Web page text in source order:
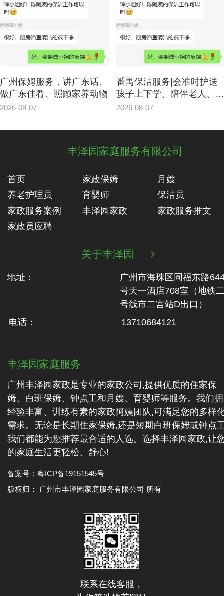
广州保姆服务，讲广东话、
做广东佳肴、照顾家养动物
2026-08-07
番禺保洁服务|会准时护送
孩子上下学、陪伴老人、讲
粤语
2026-08-07
丰泽园家庭服务有限公司
首页 家政保姆
月嫂
养老护理员
育婴师
保洁员
家政服务案例
丰泽园家政
家政服务推文
家政员应聘
关于丰泽园 
地址：
广州市海珠区同福东路
号天一酒店708室（地铁‬
号线市二‬宫站D出口）
电话：
13710684121
丰泽园家庭服务
广州丰泽园家政是专业的家政公司,提供优质的住家保
姆、白班保姆、钟点工和月嫂、育婴师等服务。我们
经验丰富、训练有素的家政阿姨团队,可满足您的多样
需求。无论是长期住家保姆,还是短期白班保姆或钟点
我们都能为您推荐最合适的人选。选择丰泽园家政,让
的家庭生活更轻松、舒心!
备案号： 粤ICP备19151545号
版权归： 广州市丰泽园家庭服务有限公司 所有
联系在线客服，